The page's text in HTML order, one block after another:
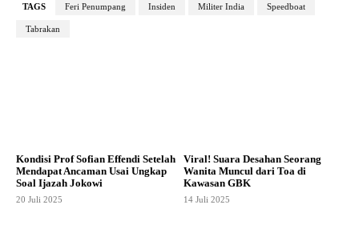
TAGS Feri Penumpang Insiden Militer India Speedboat
Tabrakan
Kondisi Prof Sofian Effendi Setelah
Mendapat Ancaman Usai Ungkap
Soal Ijazah Jokowi
20 Juli 2025
Viral! Suara Desahan Seorang
Wanita Muncul dari Toa di
Kawasan GBK
14 Juli 2025